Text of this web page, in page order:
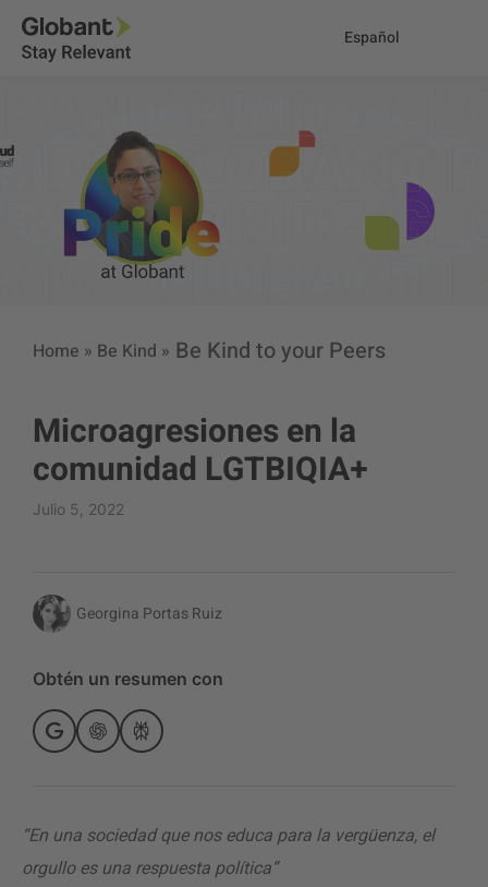
Español
Home » Be Kind » Be Kind to your Peers
Microagresiones en la
comunidad LGTBIQIA+
Julio 5, 2022
Georgina Portas Ruiz
Obtén un resumen con
“En una sociedad que nos educa para la vergüenza, el
orgullo es una respuesta política”